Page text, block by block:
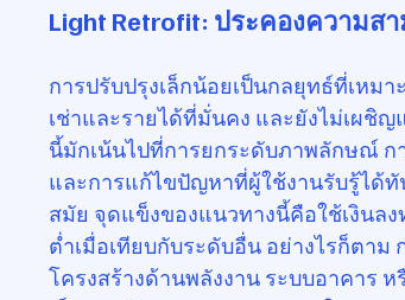
Light Retrofit: ประคองความส
การปรับปรุงเล็กน้อยเป็นกลยุทธ์ที่เหม
เช่าและรายได้ที่มั่นคง และยังไม่เผชิญ
นี้มักเน้นไปที่การยกระดับภาพลักษณ์ ก
และการแก้ไขปัญหาที่ผู้ใช้งานรับรู้ได้
สมัย จุดแข็งของแนวทางนี้คือใช้เงินล
ต่ำเมื่อเทียบกับระดับอื่น อย่างไรก็ตา
โครงสร้างด้านพลังงาน ระบบอาคาร